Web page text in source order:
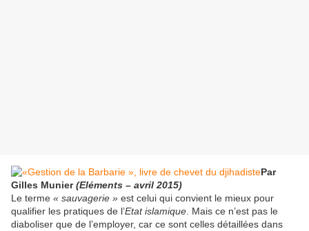
Par
Gilles Munier(Eléments – avril 2015)
Le terme « sauvagerie » est celui qui convient le mieux pour
qualifier les pratiques de l’Etat islamique . Mais ce n’est pas le
diaboliser que de l’employer, car ce sont celles détaillées dans